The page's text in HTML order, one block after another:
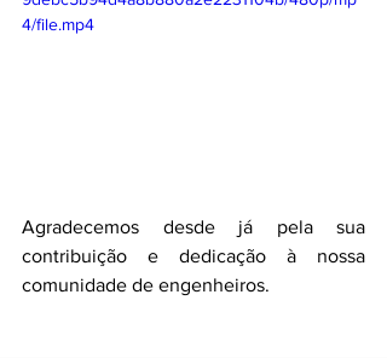
4/file.mp4
Agradecemos desde já pela sua
contribuição e dedicação à nossa
comunidade de engenheiros.